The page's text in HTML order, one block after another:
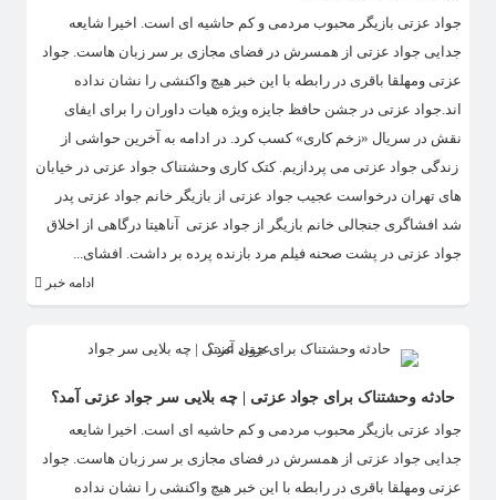
جواد عزتی بازیگر محبوب مردمی و کم حاشیه ای است. اخیرا شایعه
جدایی جواد عزتی از همسرش در فضای مجازی بر سر زبان هاست. جواد
عزتی ومهلقا باقری در رابطه با این خبر هیچ واکنشی را نشان نداده
اند.جواد عزتی در جشن حافظ جایزه ویژه هیات داوران را برای ایفای
نقش در سریال «زخم کاری» کسب کرد. در ادامه به آخرین حواشی از
زندگی جواد عزتی می پردازیم. کتک کاری وحشتناک جواد عزتی در خیابان
های تهران درخواست عجیب جواد عزتی از بازیگر خانم جواد عزتی پدر
شد افشاگری جنجالی خانم بازیگر از جواد عزتی آناهیتا درگاهی از اخلاق
جواد عزتی در پشت صحنه فیلم مرد بازنده پرده بر داشت. افشای...
ادامه خبر
حادثه وحشتناک برای جواد عزتی | چه بلایی سر جواد عزتی آمد؟
جواد عزتی بازیگر محبوب مردمی و کم حاشیه ای است. اخیرا شایعه
جدایی جواد عزتی از همسرش در فضای مجازی بر سر زبان هاست. جواد
عزتی ومهلقا باقری در رابطه با این خبر هیچ واکنشی را نشان نداده